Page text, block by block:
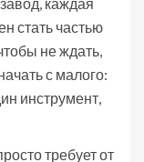
стать частью
не ждать,
с малого:
инструмент,
требует от